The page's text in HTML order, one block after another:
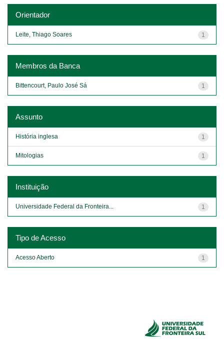
Orientador
1
Leite, Thiago Soares
Membros da Banca
1
Bittencourt, Paulo José Sá
Assunto
1
História inglesa
1
Mitologias
Instituição
1
Universidade Federal da Fronteira...
Tipo de Acesso
1
Acesso Aberto